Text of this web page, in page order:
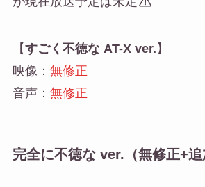
【すごく不徳な AT-X ver. 】
映像： 無修正
音声： 無修正
完全に不徳な ver.（無修正+追